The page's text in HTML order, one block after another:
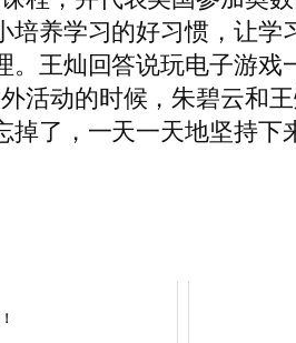
养学习的好习惯，让
王灿回答说玩电子游
活动的时候，朱碧云和
了，一天一天地坚持下